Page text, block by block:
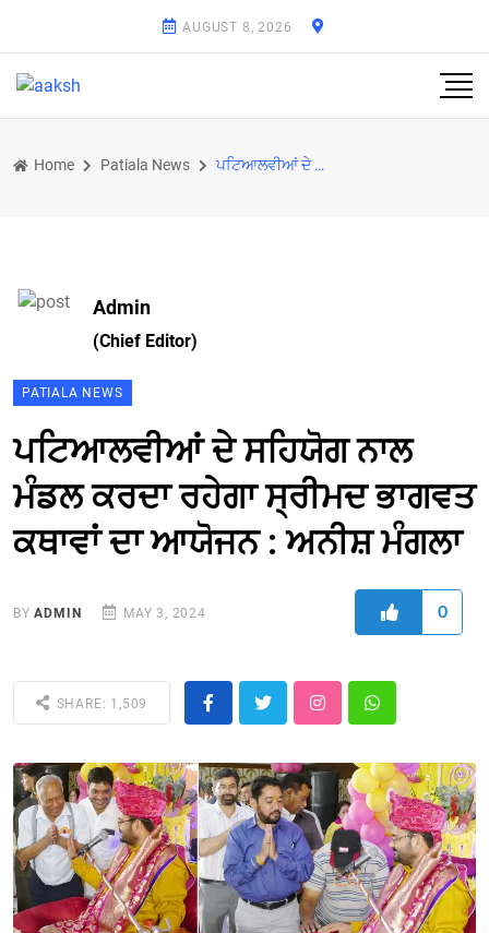
AUGUST 8, 2026
Home Patiala News ਪਟਿਆਲਵੀਆਂ ਦੇ ਸਹਿਯੋਗ ਨਾਲ ਮੰਡਲ ਕਰਦਾ ਰਹੇਗਾ ਸ੍ਰੀਮਦ ਭਾਗਵਤ ਕਥਾਵਾਂ ਦਾ ਆਯੋਜਨ : ਅਨੀਸ਼ ਮੰਗਲਾ
Admin
(Chief Editor)
PATIALA NEWS
ਪਟਿਆਲਵੀਆਂ ਦੇ ਸਹਿਯੋਗ ਨਾਲ
ਮੰਡਲ ਕਰਦਾ ਰਹੇਗਾ ਸ੍ਰੀਮਦ ਭਾਗਵਤ
ਕਥਾਵਾਂ ਦਾ ਆਯੋਜਨ : ਅਨੀਸ਼ ਮੰਗਲਾ
BYADMIN MAY 3, 2024 0
SHARE: 1,509